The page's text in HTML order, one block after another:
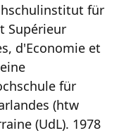
für
Supérieur
d'Economie et
für
(htw
(UdL). 1978